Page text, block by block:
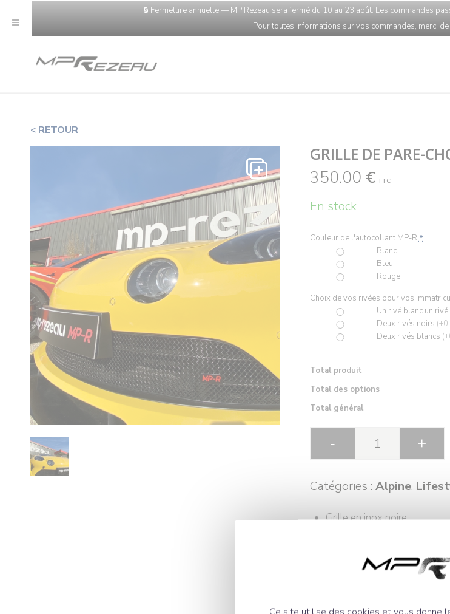
🔒 Fermeture annuelle — MP Rezeau sera fermé du 10 au 23 août. Les commandes
Pour toutes informations sur vos commandes, merci
< RETOUR
GRILLE DE PARE-
350.00 € TTC
En stock
Couleur de l'autocollant MP-R *
Blanc
Bleu
Rouge
Choix de vos rivées pour vos
Un rivé blanc un
Deux rivés noirs
Deux rivés blancs
Total produit
Total des options
Total général
Catégories : Alpine,
Grille en inox noire
Protège votre radiateur des
Description